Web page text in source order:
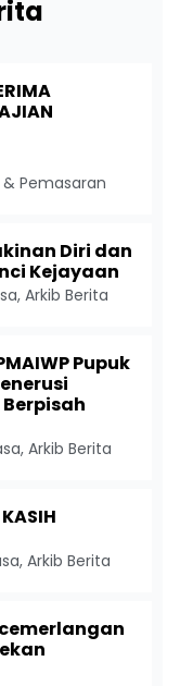
Pemasaran
Diri dan
Kejayaan
, Arkib Berita
Pupuk
, Arkib Berita
, Arkib Berita